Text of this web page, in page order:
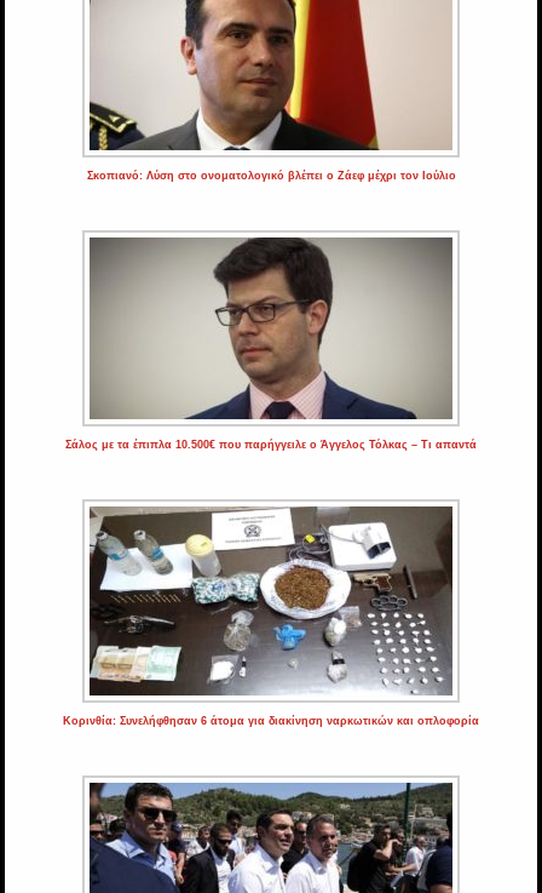
Σκοπιανό: Λύση στο ονοματολογικό βλέπει ο Ζάεφ μέχρι τον Ιούλιο
Σάλος με τα έπιπλα 10.500€ που παρήγγειλε ο Άγγελος Τόλκας – Τι απαντά
Κορινθία: Συνελήφθησαν 6 άτομα για διακίνηση ναρκωτικών και οπλοφορία